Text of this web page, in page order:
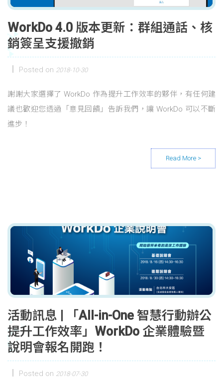
WorkDo 4.0 版本更新：群組通話、核
銷簽呈支援撤銷
Posted on 2018-10-30
謝謝大家選擇了 WorkDo 作為提升工作效率的夥伴，有任何建
議也歡迎您透過「意見回饋」告訴我們，讓 WorkDo 可以不斷
進步！
活動訊息 | 「All-in-One 智慧行動辦公
提升工作效率」WorkDo 企業體驗暨
說明會報名開跑！
Posted on 2018-07-30